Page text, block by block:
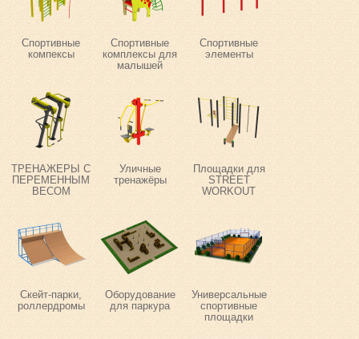
Спортивные
компексы
Спортивные
комплексы для
малышей
Спортивные
элементы
ТРЕНАЖЕРЫ С
ПЕРЕМЕННЫМ
ВЕСОМ
Уличные
тренажёры
Площадки для
STREET
WORKOUT
Скейт-парки,
роллердромы
Оборудование
для паркура
Универсальные
спортивные
площадки